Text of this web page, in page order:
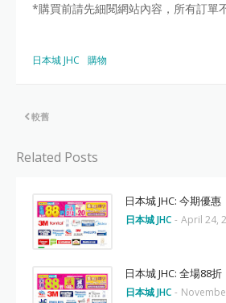
*購買前請先細閱網站內容，所有訂單
日本城 JHC 購物
較舊
Related Posts
日本城 JHC: 今期優惠
日本城 JHC - April 24,
日本城 JHC: 全場88折
日本城 JHC -